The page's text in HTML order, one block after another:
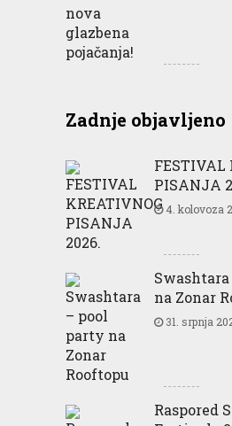
Zadnje objavljeno
FESTIVAL
PISANJA
4. kolovoza
na Zonar
31. srpnja
Raspored